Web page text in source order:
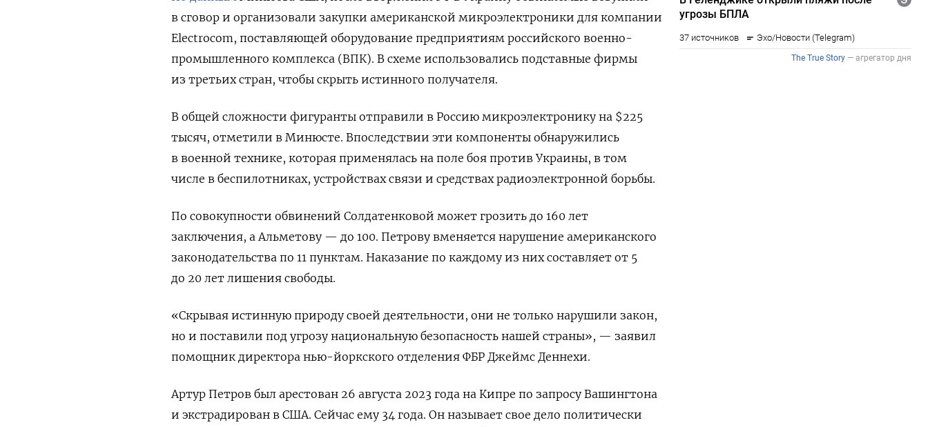
в сговор и организовали закупки американской микроэлектроники для компании
Electrocom, поставляющей оборудование предприятиям российского военно-
промышленного комплекса (ВПК). В схеме использовались подставные фирмы
из третьих стран, чтобы скрыть истинного получателя.
В общей сложности фигуранты отправили в Россию микроэлектронику на $225
тысяч, отметили в Минюсте. Впоследствии эти компоненты обнаружились
в военной технике, которая применялась на поле боя против Украины, в том
числе в беспилотниках, устройствах связи и средствах радиоэлектронной борьбы.
По совокупности обвинений Солдатенковой может грозить до 160 лет
заключения, а Альметову — до 100. Петрову вменяется нарушение американского
законодательства по 11 пунктам. Наказание по каждому из них составляет от 5
до 20 лет лишения свободы.
«Скрывая истинную природу своей деятельности, они не только нарушили закон,
но и поставили под угрозу национальную безопасность нашей страны», — заявил
помощник директора нью-йоркского отделения ФБР Джеймс Деннехи.
Артур Петров был арестован 26 августа 2023 года на Кипре по запросу Вашингтона
и экстрадирован в США. Сейчас ему 34 года. Он называет свое дело политически